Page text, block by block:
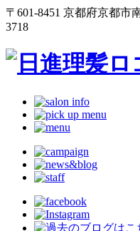
〒601-8451 京都府京都市
3718